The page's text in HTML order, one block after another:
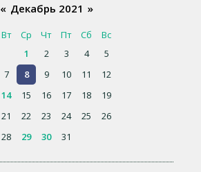
« Декабрь 2021 »
Вт Ср Чт Пт Сб
Вс
1
2 3 4
5
7 8 9 10 11
12
14 15 16 17 18
19
21 22 23 24 25
26
28 29 30 31